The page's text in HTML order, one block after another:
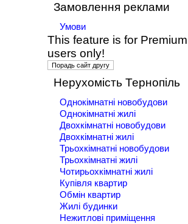
Замовлення реклами
Умови
This feature is for Premium
users only!
Нерухомість Тернопіль
Однокімнатні новобудови
Однокімнатні жилі
Двохкімнатні новобудови
Двохкімнатні жилі
Трьохкімнатні новобудови
Трьохкімнатні жилі
Чотирьохкімнатні жилі
Купівля квартир
Обмін квартир
Жилі будинки
Нежитлові приміщення